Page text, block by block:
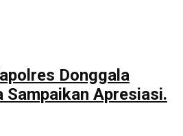
Donggala
Sampaikan Apresiasi.